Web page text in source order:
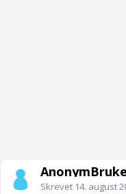
Skrevet 14. august